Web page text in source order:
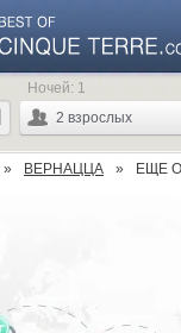
2 взрослых
Ночей: 1
ВЕРНАЦЦА ЕЩЕ